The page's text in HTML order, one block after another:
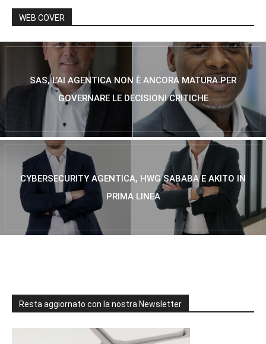
WEB COVER
SAS, L’AI AGENTICA NON È ANCORA MATURA PER
GOVERNARE LE DECISIONI CRITICHE
CYBERSECURITY AGENTICA, HWG SABABA E AKITO IN
PRIMA LINEA
Resta aggiornato con la nostra Newsletter